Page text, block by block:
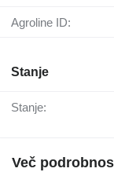
Agroline ID:
Stanje
Stanje:
Več